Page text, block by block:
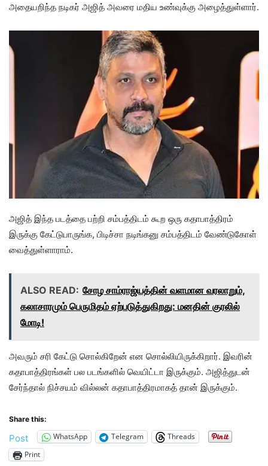
அதையறிந்த நடிகர் அஜித் அவரை மதிய உண்வுக்கு அழைத்துள்ளார்.
அஜித் இந்த படத்தை பற்றி சம்பத்திடம் கூற ஒரு கதாபாத்திரம்
இருக்கு கேட்டுபாருங்க, பிடிச்சா நடிங்கனு சம்பத்திடம் வேண்டுகோள்
வைத்துள்ளாராம்.
ALSO READ: சோழ சாம்ராஜ்யத்தின் வளமான வரலாறும்,
கலாசாரமும் பெருமிதம் ஏற்படுத்துகிறது: மனதின் குரலில்
மோடி!
அவரும் சரி கேட்டு சொல்கிறேன் என சொல்லியிருக்கிறார். இவரின்
கதாபாத்திரங்கள் பல படங்களில் வெயிட்டா இருக்கும். அஜித்துடன்
சேர்ந்தால் நிச்சயம் வில்லன் கதாபாத்திரமாகத் தான் இருக்கும்.
Share this:
Post WhatsApp Telegram
Threads
Print